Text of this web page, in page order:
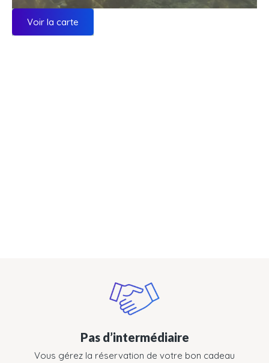
Voir la carte
Pas d’intermédiaire
Vous gérez la réservation de votre bon cadeau